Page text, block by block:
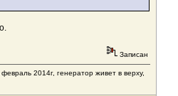
Записан
2014г, генератор живет в верху,